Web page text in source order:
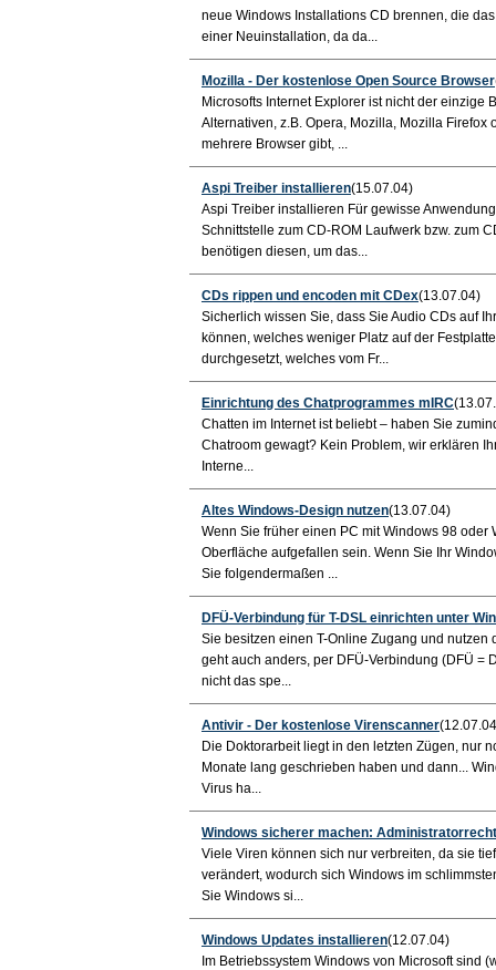
neue Windows Installations CD brennen, die
einer Neuinstallation, da da...
Mozilla - Der kostenlose Open Source Browser
Microsofts Internet Explorer ist nicht der einzige
Alternativen, z.B. Opera, Mozilla, Mozilla
mehrere Browser gibt, ...
Aspi Treiber installieren(15.07.04)
Aspi Treiber installieren Für gewisse
Schnittstelle zum CD-ROM Laufwerk bzw. zum
benötigen diesen, um das...
CDs rippen und encoden mit CDex(13.07.04)
Sicherlich wissen Sie, dass Sie Audio CDs auf
können, welches weniger Platz auf der
durchgesetzt, welches vom Fr...
Einrichtung des Chatprogrammes mIRC
Chatten im Internet ist beliebt – haben Sie
Chatroom gewagt? Kein Problem, wir erklären
Interne...
Altes Windows-Design nutzen(13.07.04)
Wenn Sie früher einen PC mit Windows 98
Oberfläche aufgefallen sein. Wenn Sie Ihr
Sie folgendermaßen ...
DFÜ-Verbindung für T-DSL einrichten unter
Sie besitzen einen T-Online Zugang und
geht auch anders, per DFÜ-Verbindung (DFÜ =
nicht das spe...
Antivir - Der kostenlose Virenscanner
Die Doktorarbeit liegt in den letzten Zügen, nur
Monate lang geschrieben haben und dann...
Virus ha...
Windows sicherer machen:
Viele Viren können sich nur verbreiten, da sie
verändert, wodurch sich Windows im
Sie Windows si...
Windows Updates installieren(12.07.04)
Im Betriebssystem Windows von Microsoft sind